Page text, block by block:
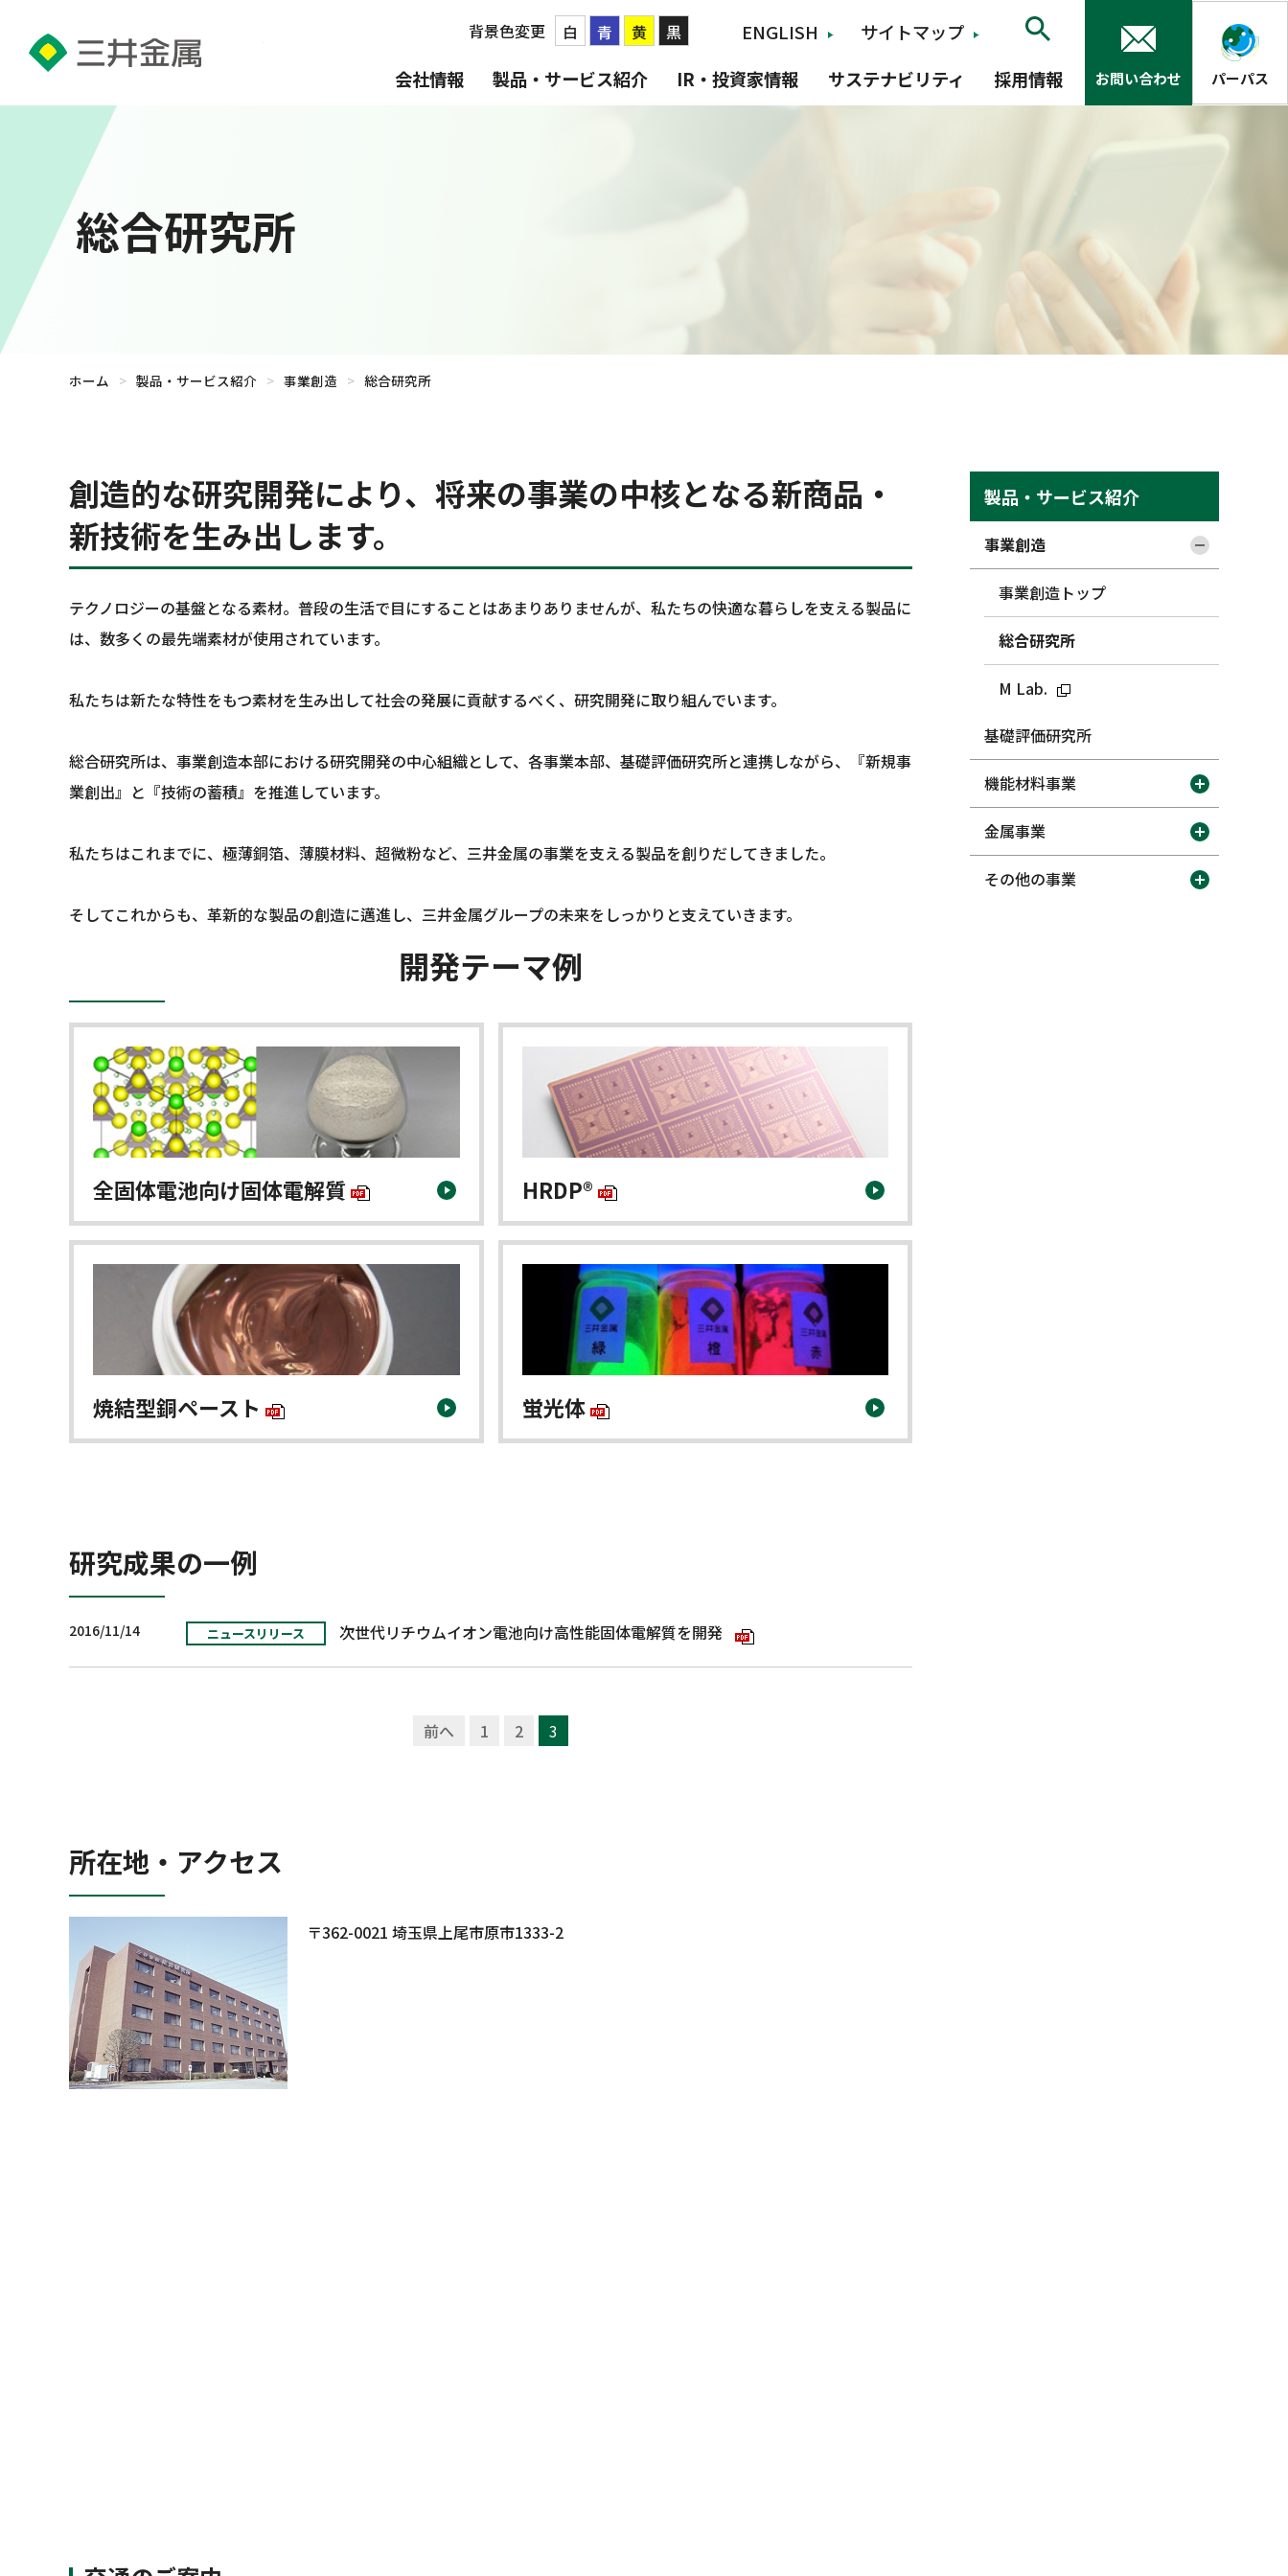
背景色変更 白 青 黄 黒 ENGLISH サイトマップ
お問い合わせ パーパス
会社情報 製品・サービス紹介 IR・投資家情報 サステナビリティ 採用情報
総合研究所
ホーム > 製品・サービス紹介 > 事業創造 > 総合研究所
創造的な研究開発により、将来の事業の中核となる新商品・
新技術を生み出します。
テクノロジーの基盤となる素材。普段の生活で目にすることはあまりありませんが、私たちの快適な暮らしを支える製品に
は、数多くの最先端素材が使用されています。
私たちは新たな特性をもつ素材を生み出して社会の発展に貢献するべく、研究開発に取り組んでいます。
総合研究所は、事業創造本部における研究開発の中心組織として、各事業本部、基礎評価研究所と連携しながら、『新規事
業創出』と『技術の蓄積』を推進しています。
私たちはこれまでに、極薄銅箔、薄膜材料、超微粉など、三井金属の事業を支える製品を創りだしてきました。
そしてこれからも、革新的な製品の創造に邁進し、三井金属グループの未来をしっかりと支えていきます。
開発テーマ例
全固体電池向け固体電解質 HRDP®
焼結型銅ペースト 蛍光体
研究成果の一例
2016/11/14 ニュースリリース 次世代リチウムイオン電池向け高性能固体電解質を開発
前へ 1 2 3
所在地・アクセス
〒362-0021 埼玉県上尾市原市1333-2
製品・サービス紹介
事業創造
事業創造トップ
総合研究所
M Lab.
基礎評価研究所
機能材料事業
金属事業
その他の事業